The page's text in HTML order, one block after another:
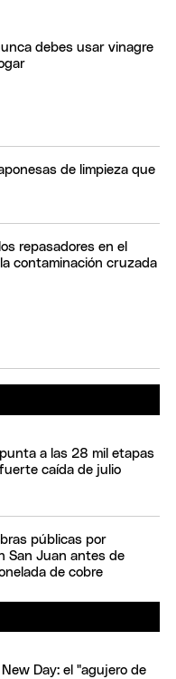
debes usar vinagre
de limpieza que
repasadores en el
contaminación cruzada
a las 28 mil etapas
caída de julio
públicas por
San Juan antes de
de cobre
Day: el "agujero de